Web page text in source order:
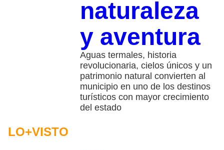
naturaleza
y aventura
Aguas termales, historia
revolucionaria, cielos únicos y un
patrimonio natural convierten al
municipio en uno de los destinos
turísticos con mayor crecimiento
del estado
LO+VISTO